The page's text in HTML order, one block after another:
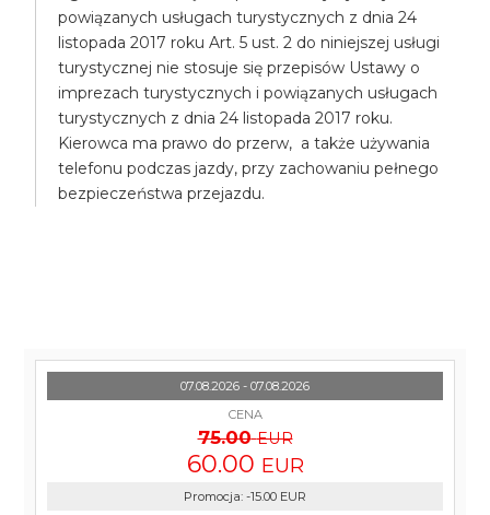
powiązanych usługach turystycznych z dnia 24
listopada 2017 roku Art. 5 ust. 2 do niniejszej usługi
turystycznej nie stosuje się przepisów Ustawy o
imprezach turystycznych i powiązanych usługach
turystycznych z dnia 24 listopada 2017 roku.
Kierowca ma prawo do przerw, a także używania
telefonu podczas jazdy, przy zachowaniu pełnego
bezpieczeństwa przejazdu.
07.08.2026 - 07.08.2026
CENA
75.00 EUR
60.00 EUR
Promocja: -15.00 EUR